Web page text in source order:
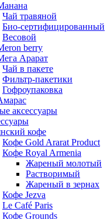
Чай травяной
Био-сертифицированный
Весовой
berry
Арарат
Чай в пакете
Фильтр-пакетики
Гофроупаковка
аксессуары
кофе
Кофе Gold Ararat Product
Кофе Royal Armenia
Жареный молотый
Растворимый
Жареный в зернах
Кофе Jezva
Le Café Paris
Кофе Grounds